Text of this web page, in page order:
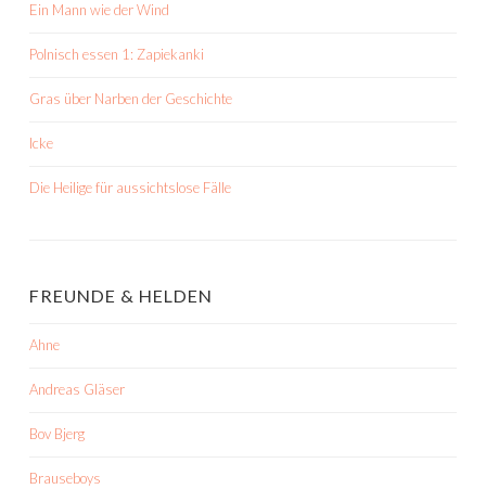
Ein Mann wie der Wind
Polnisch essen 1: Zapiekanki
Gras über Narben der Geschichte
Icke
Die Heilige für aussichtslose Fälle
FREUNDE & HELDEN
Ahne
Andreas Gläser
Bov Bjerg
Brauseboys